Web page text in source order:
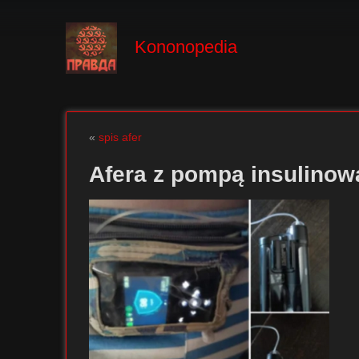
Kononopedia
« spis afer
Afera z pompą